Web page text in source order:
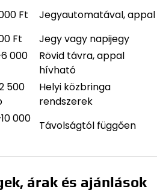
Ft
Jegyautomatával, appal
Ft
Jegy vagy napijegy
000
Rövid távra, appal
hívható
500
Helyi közbringa
rendszerek
000
Távolságtól függően
árak és ajánlások